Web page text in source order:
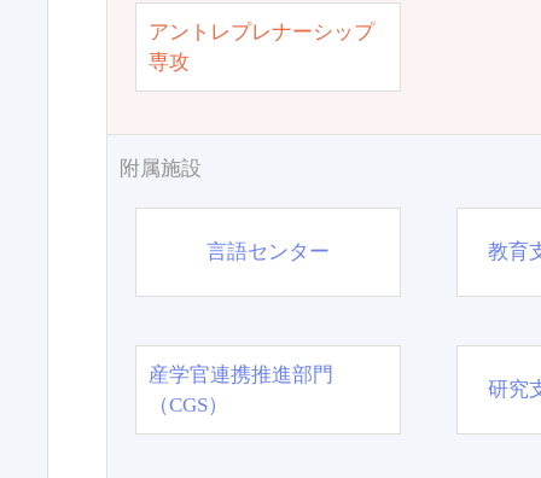
アントレプレナーシップ
専攻
附属施設
言語センター 教育
産学官連携推進部門
（CGS）
研究